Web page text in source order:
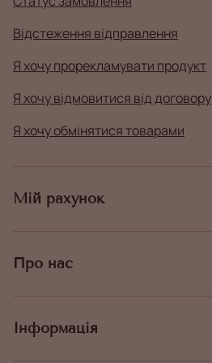
Відстеження відправлення
Я хочу прорекламувати продукт
Я хочу відмовитися від договору
Я хочу обмінятися товарами
Мій рахунок
Про нас
Інформація